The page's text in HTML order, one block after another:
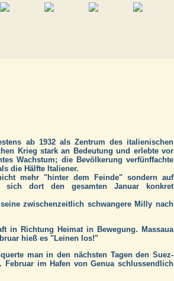
ab 1932 als Zentrum des italienischen
Krieg stark an Bedeutung und erlebte vor
Wachstum; die Bevölkerung verfünffachte
die Hälfte Italiener.
mehr "hinter dem Feinde" sondern auf
sich dort den gesamten Januar konkret
zwischenzeitlich schwangere Milly nach
in Richtung Heimat in Bewegung. Massaua
hieß es "Leinen los!"
man in den nächsten Tagen den Suez-
im Hafen von Genua schlussendlich